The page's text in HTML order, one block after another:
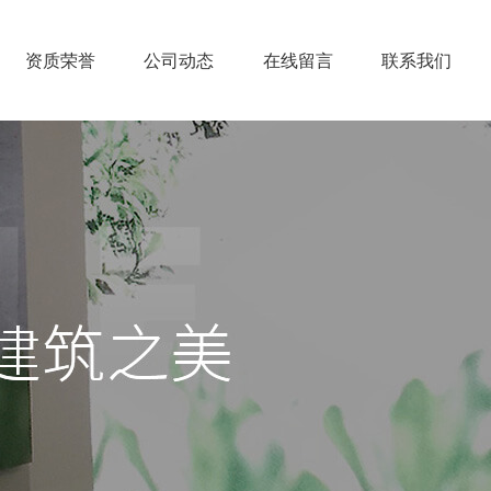
资质荣誉 公司动态 在线留言 联系我们